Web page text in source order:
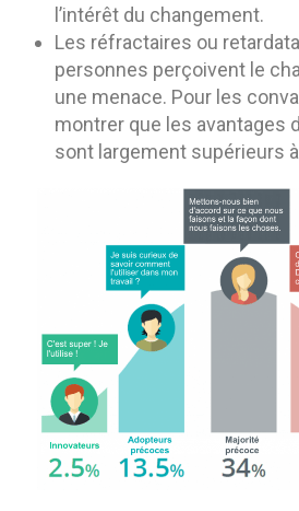
l’intérêt du changement.
Les réfractaires ou
personnes perçoivent le
une menace. Pour les
montrer que les avantages
sont largement supérieurs